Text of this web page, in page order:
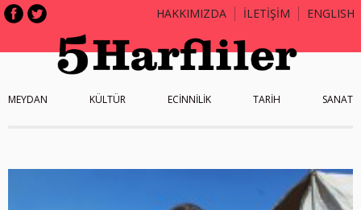
HAKKIMIZDA İLETİŞİM ENGLISH
MEYDAN KÜLTÜR ECİNNİLİK TARİH SANAT